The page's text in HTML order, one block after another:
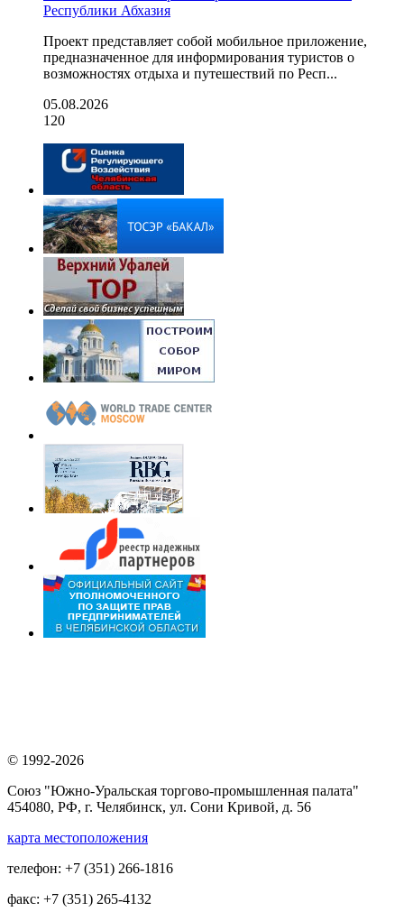
Республики Абхазия
Проект представляет собой мобильное приложение,
предназначенное для информирования туристов о
возможностях отдыха и путешествий по Респ...
05.08.2026
120
© 1992-2026
Союз "Южно-Уральская торгово-промышленная палата"
454080, РФ, г. Челябинск, ул. Сони Кривой, д. 56
карта местоположения
телефон: +7 (351) 266-1816
факс: +7 (351) 265-4132